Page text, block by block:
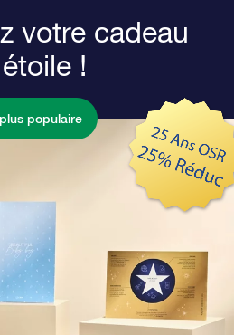
votre cadeau
!
populaire